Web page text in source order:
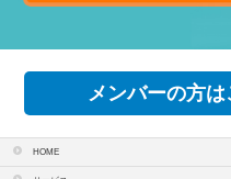
メンバーの方
HOME